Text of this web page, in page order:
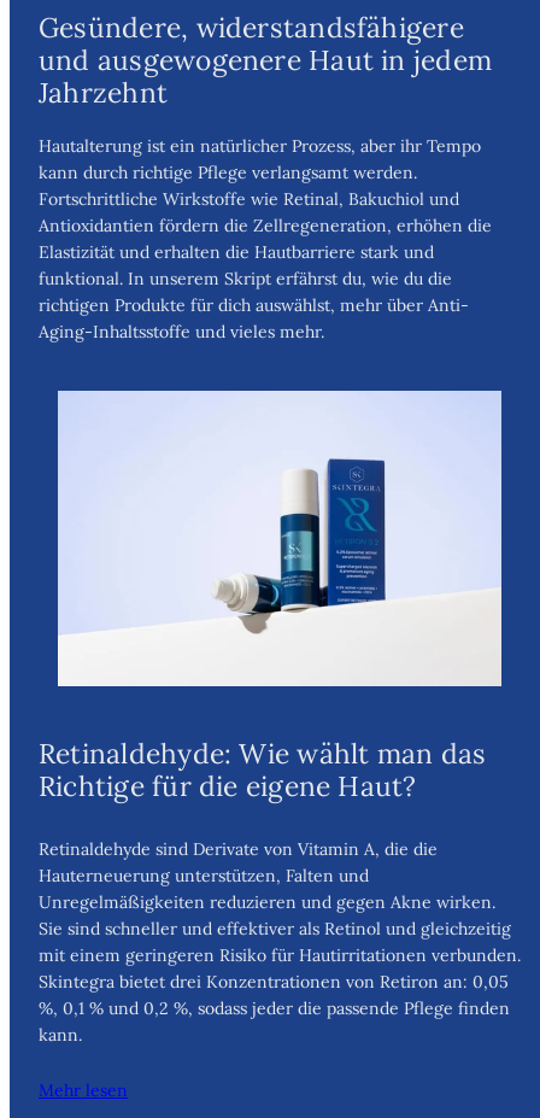
Gesündere, widerstandsfähigere
und ausgewogenere Haut in jedem
Jahrzehnt
Hautalterung ist ein natürlicher Prozess, aber ihr Tempo
kann durch richtige Pflege verlangsamt werden.
Fortschrittliche Wirkstoffe wie Retinal, Bakuchiol und
Antioxidantien fördern die Zellregeneration, erhöhen die
Elastizität und erhalten die Hautbarriere stark und
funktional. In unserem Skript erfährst du, wie du die
richtigen Produkte für dich auswählst, mehr über Anti-
Aging-Inhaltsstoffe und vieles mehr.
Retinaldehyde: Wie wählt man das
Richtige für die eigene Haut?
Retinaldehyde sind Derivate von Vitamin A, die die
Hauterneuerung unterstützen, Falten und
Unregelmäßigkeiten reduzieren und gegen Akne wirken.
Sie sind schneller und effektiver als Retinol und gleichzeitig
mit einem geringeren Risiko für Hautirritationen verbunden.
Skintegra bietet drei Konzentrationen von Retiron an: 0,05
%, 0,1 % und 0,2 %, sodass jeder die passende Pflege finden
kann.
Mehr lesen